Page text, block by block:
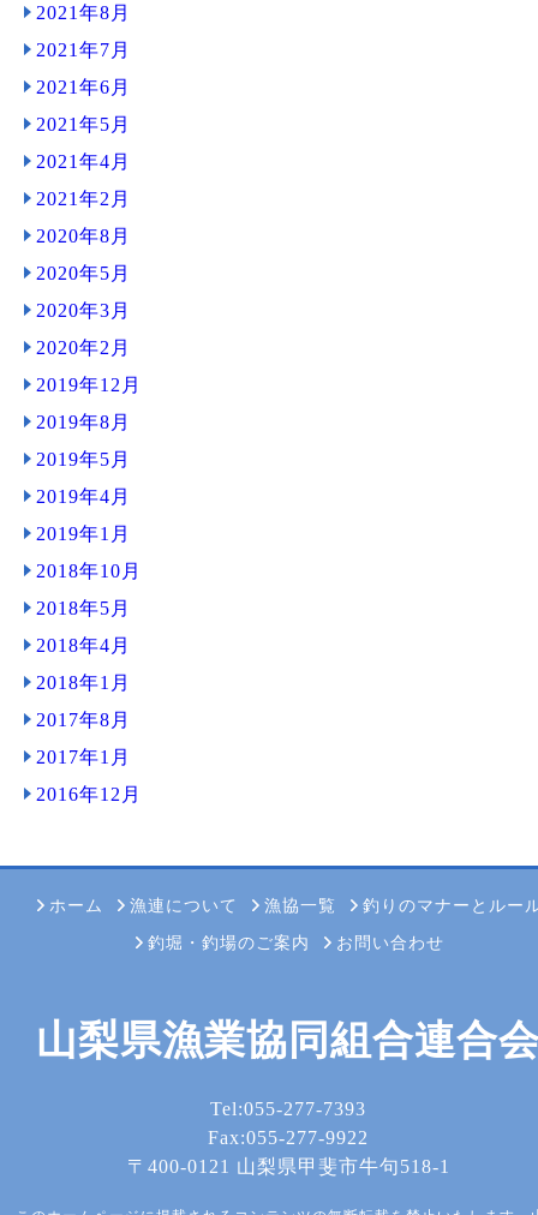
2021年8月
2021年7月
2021年6月
2021年5月
2021年4月
2021年2月
2020年8月
2020年5月
2020年3月
2020年2月
2019年12月
2019年8月
2019年5月
2019年4月
2019年1月
2018年10月
2018年5月
2018年4月
2018年1月
2017年8月
2017年1月
2016年12月
ホーム 漁連について 漁協一覧 釣りのマナーとルー
釣堀・釣場のご案内 お問い合わせ
山梨県漁業協同組合連合
Tel:055-277-7393
Fax:055-277-9922
〒400-0121 山梨県甲斐市牛句518-1